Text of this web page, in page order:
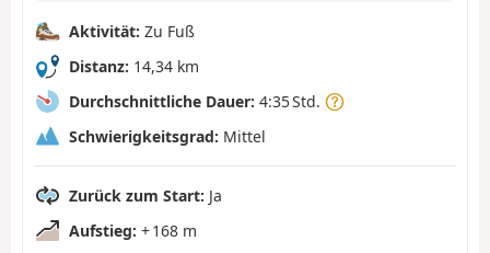
Aktivität: Zu Fuß
Distanz: 14,34 km
Durchschnittliche Dauer: 4:35 Std.
Schwierigkeitsgrad: Mittel
Zurück zum Start: Ja
Aufstieg: + 168 m